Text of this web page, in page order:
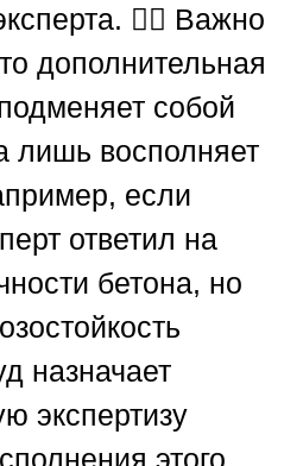
🤷‍♂️ Важно
дополнительная
собой
лишь восполняет
если
ответил на
бетона, но
назначает
экспертизу
этого